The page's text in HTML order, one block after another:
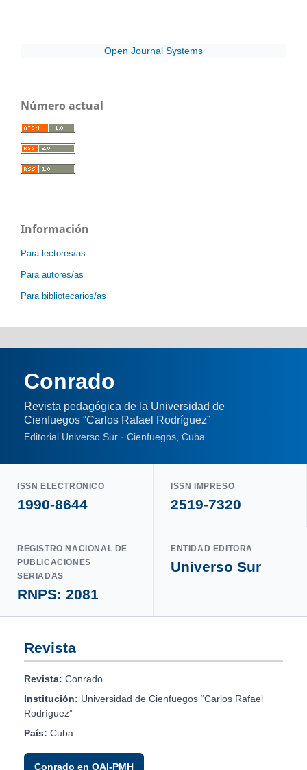
Open Journal Systems
Número actual
Información
Para lectores/as
Para autores/as
Para bibliotecarios/as
Conrado
Revista pedagógica de la Universidad de
Cienfuegos “Carlos Rafael Rodríguez”
Editorial Universo Sur · Cienfuegos, Cuba
ISSN ELECTRÓNICO
1990-8644
ISSN IMPRESO
2519-7320
REGISTRO NACIONAL DE
PUBLICACIONES
SERIADAS
RNPS: 2081
ENTIDAD EDITORA
Universo Sur
Revista
Revista: Conrado
Institución: Universidad de Cienfuegos “Carlos Rafael
Rodríguez”
País: Cuba
Conrado en OAI-PMH